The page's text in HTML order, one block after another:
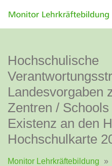
Hochschulische
Landesvorgaben
Zentren /
Existenz an den
Hochschulkarte
Monitor Lehrkräftebildung »